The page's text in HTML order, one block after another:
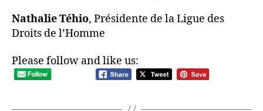
Nathalie Téhio, Présidente de la Ligue des
Droits de l’Homme
Please follow and like us: